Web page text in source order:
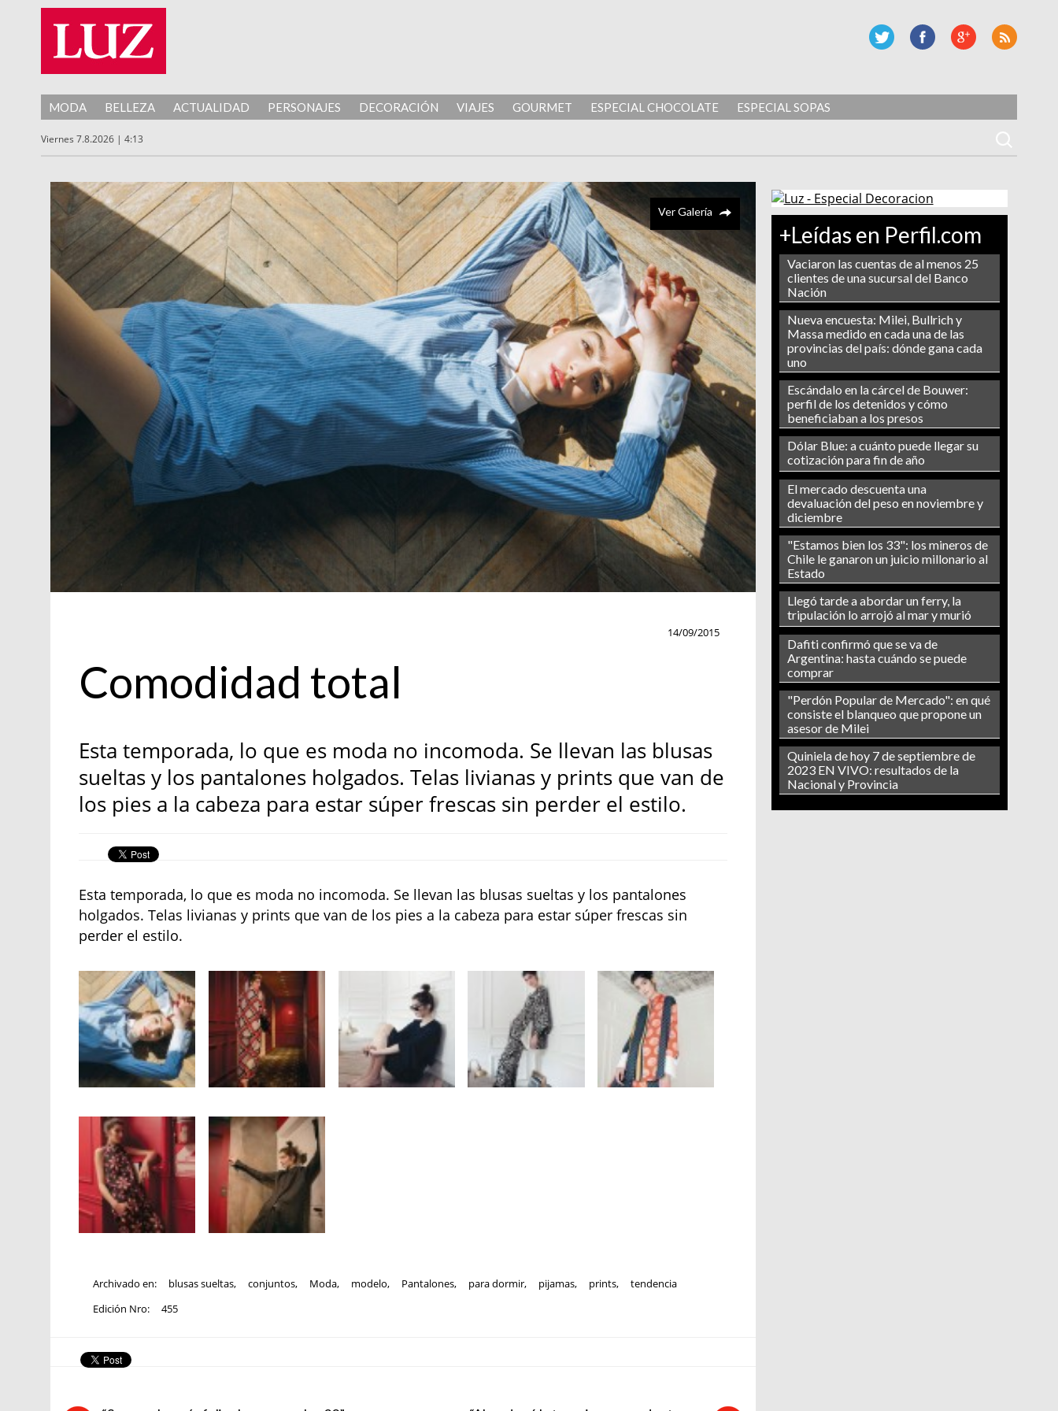
MODA BELLEZA ACTUALIDAD PERSONAJES DECORACIÓN VIAJES GOURMET ESPECIAL CHOCOLATE ESPECIAL SOPAS
Viernes 7.8.2026 | 4:13
+Leídas en Perfil.com
Vaciaron las cuentas de al menos 25
clientes de una sucursal del Banco
Nación
Nueva encuesta: Milei, Bullrich y
Massa medido en cada una de las
provincias del país: dónde gana cada
uno
Escándalo en la cárcel de Bouwer:
perfil de los detenidos y cómo
beneficiaban a los presos
Dólar Blue: a cuánto puede llegar su
cotización para fin de año
El mercado descuenta una
devaluación del peso en noviembre y
diciembre
"Estamos bien los 33": los mineros de
Chile le ganaron un juicio millonario al
Estado
Llegó tarde a abordar un ferry, la
tripulación lo arrojó al mar y murió
Dafiti confirmó que se va de
Argentina: hasta cuándo se puede
comprar
"Perdón Popular de Mercado": en qué
consiste el blanqueo que propone un
asesor de Milei
Quiniela de hoy 7 de septiembre de
2023 EN VIVO: resultados de la
Nacional y Provincia
Ver Galería
14/09/2015
Comodidad total
Esta temporada, lo que es moda no incomoda. Se llevan las blusas
sueltas y los pantalones holgados. Telas livianas y prints que van de
los pies a la cabeza para estar súper frescas sin perder el estilo.
Esta temporada, lo que es moda no incomoda. Se llevan las blusas sueltas y los pantalones
holgados. Telas livianas y prints que van de los pies a la cabeza para estar súper frescas sin
perder el estilo.
Archivado en: blusas sueltas, conjuntos, Moda, modelo, Pantalones, para dormir, pijamas, prints,
tendencia
Edición Nro:
455